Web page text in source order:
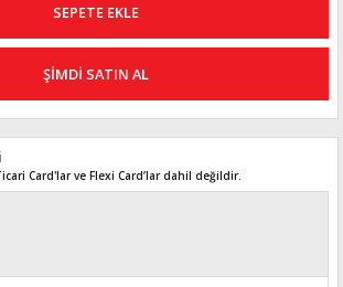
SEPETE EKLE
ŞİMDİ SATIN AL
Card'lar ve Flexi Card’lar dahil değildir.